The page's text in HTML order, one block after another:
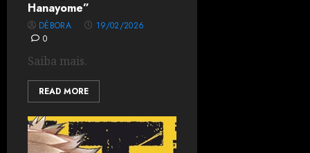
Hanayome”
DÉBORA
19/02/2026
0
Saiba mais.
READ MORE